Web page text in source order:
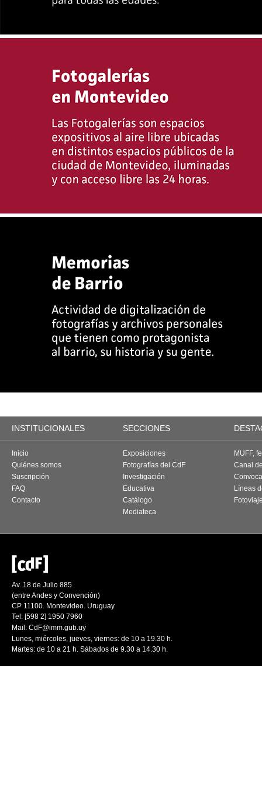
INSTITUCIONALES SECCIONES
Inicio
Quiénes somos
Suscripción
FAQ
Contacto
Exposiciones
Fotografías del CdF
Investigación
Educativa
Catálogo
Mediateca
MUFF,
Canal
Líneas
Av. 18 de Julio 885
(entre Andes y Convención)
CP 11100. Montevideo. Uruguay
Tel: [598 2] 1950 7960
Mail: CdF@imm.gub.uy
Lunes, miércoles, jueves, viernes: de 10 a 19.30 h.
Martes: de 10 a 21 h. Sábados de 9.30 a 14.30 h.